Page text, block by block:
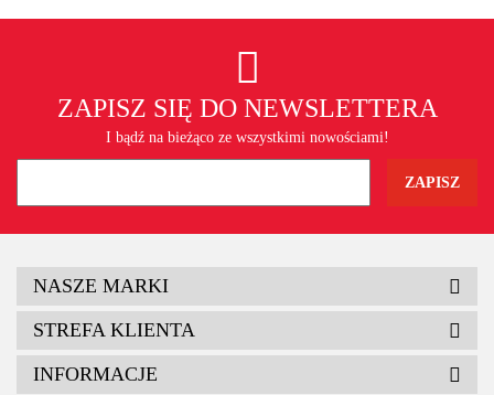
ZAPISZ SIĘ DO NEWSLETTERA
I bądź na bieżąco ze wszystkimi nowościami!
NASZE MARKI
STREFA KLIENTA
INFORMACJE